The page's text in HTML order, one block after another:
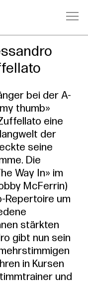
bei der A-
thumb»
eine
der
seine
Die
Way In» im
McFerrin)
Repertoire um
stärkten
gibt nun sein
in Kursen
und